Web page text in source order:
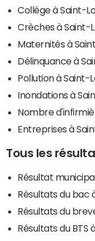
Collège à Saint-
Crèches à Saint-
Maternités à
Délinquance à
Pollution à Saint-
Inondations à
Nombre
Entreprises à
Tous les
Résultat
Résultats du bac
Résultats du
Résultats du BTS